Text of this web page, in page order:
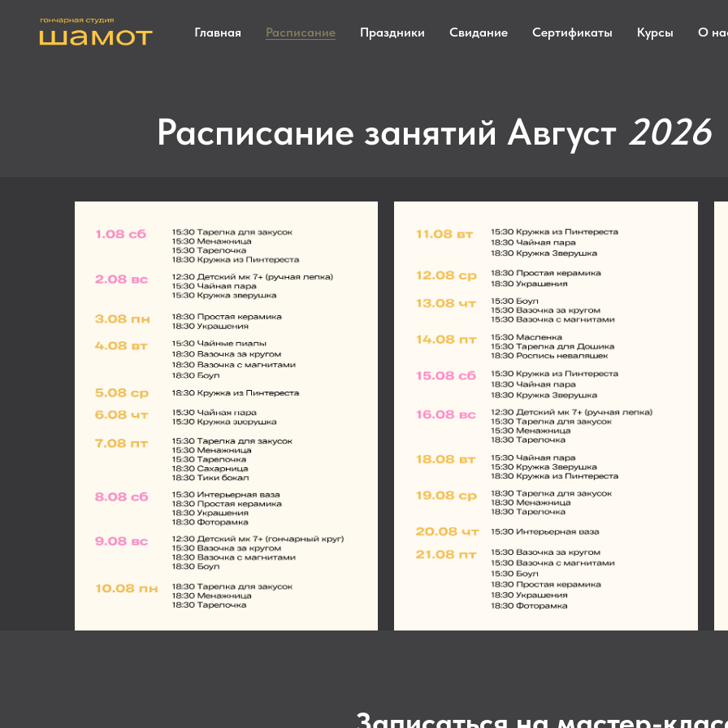
Главная Расписание Праздники Свидание Сертификаты Курсы О
Расписание занятий Август 2026